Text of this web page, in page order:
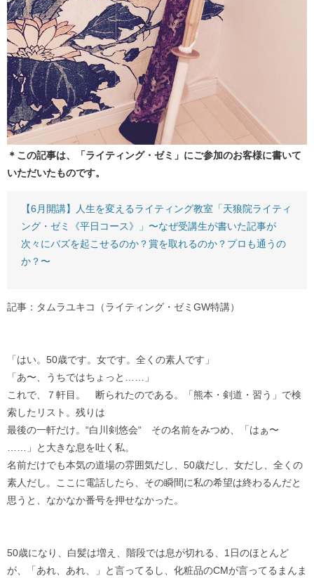
＊この記事は、「ライティング・ゼミ」にご参加のお客様に書いて
いただいたものです。
【6月開講】人生を変えるライティング教室「天狼院ライティ
ング・ゼミ《平日コース》」〜なぜ受講生が書いた記事が
次々にバズを起こせるのか？賞を取れるのか？プロも通うの
か？〜
記事：タムラユキコ（ライティング・ゼミGW特講）
「はい。50歳です。女です。全くの素人です」
「あ〜、うちではちょっと……」
これで、７軒目。 断られたのである。「熊本・剣道・習う」で検
索したリスト。残りは
最後の一軒だけ。“白川剣悠会“ その名前をみつめ、「はぁ〜
……」と大きな息を吐く私。
名前だけでも本気の道場の雰囲気だし、50歳だし、女だし、全くの
素人だし。ここに電話したら、その瞬間に私の希望は終わるんだと
思うと、なかなか番号を押せなかった。
50歳になり、白髪は増え、階段では息が切れる、1日のほとんど
が、「あれ、あれ、」と言ってるし、化粧品のCMが言ってるまんま